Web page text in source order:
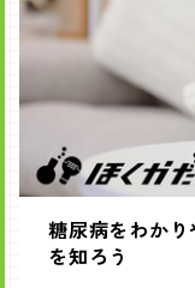
糖尿病をわか
を知ろう